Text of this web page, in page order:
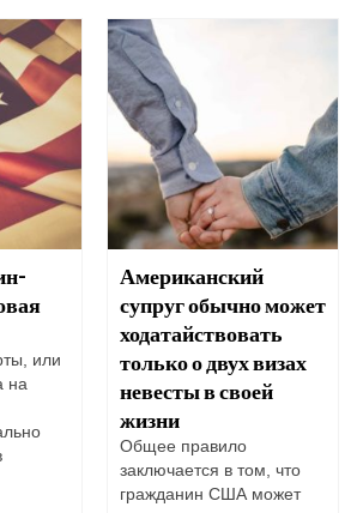
или
на
Американский
супруг обычно может
ходатайствовать
только о двух визах
невесты в своей
жизни
Общее правило
заключается в том, что
гражданин США может